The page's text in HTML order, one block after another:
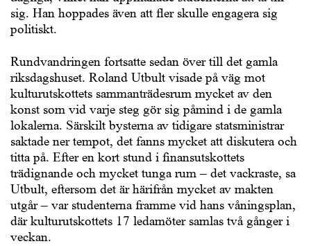
sig. Han hoppades även att fler skulle engagera sig
politiskt.
Rundvandringen fortsatte sedan över till det gamla
riksdagshuset. Roland Utbult visade på väg mot
kulturutskottets sammanträdesrum mycket av den
konst som vid varje steg gör sig påmind i de gamla
lokalerna. Särskilt bysterna av tidigare statsministrar
saktade ner tempot, det fanns mycket att diskutera och
titta på. Efter en kort stund i finansutskottets
trädignande och mycket tunga rum – det vackraste, sa
Utbult, eftersom det är härifrån mycket av makten
utgår – var studenterna framme vid hans våningsplan,
där kulturutskottets 17 ledamöter samlas två gånger i
veckan.